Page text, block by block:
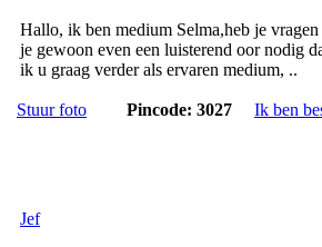
Hallo, ik ben medium Selma,heb je
je gewoon even een luisterend oor nodig
ik u graag verder als ervaren medium, ..
Stuur foto Pincode: 3027 Ik ben
Jef